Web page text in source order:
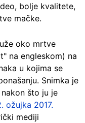
bolje kvalitete,
mačke.
oko mrtve
na engleskom) na
u kojima se
Snimka je
što ju je
ožujka 2017.
mediji